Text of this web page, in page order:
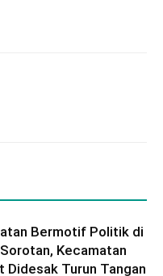
Bermotif Politik di
Kecamatan
Didesak Turun Tangan